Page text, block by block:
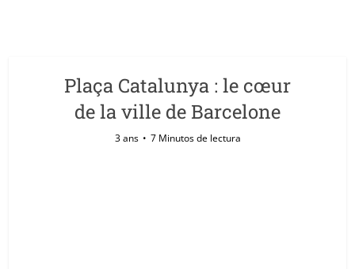
Plaça Catalunya : le cœur
de la ville de Barcelone
3 ans 7 Minutos de lectura